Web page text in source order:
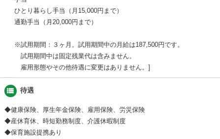
ひとり暮らし手当（月15,000円まで）
通勤手当（月20,000円まで）
※試用期間：３ヶ月。試用期間中の月給は187,500円です。
試用期間中は固定残業代は含みません。
雇用形態やその他待遇に変更はありません。
view_list 待遇
◆健康保険、厚生年金保険、雇用保険、労災保険
◆産休育休、時短勤務制度、介護休暇制度
◆保育施設提携あり